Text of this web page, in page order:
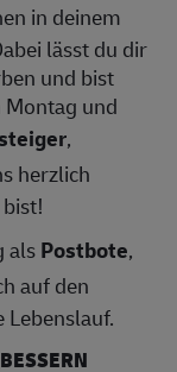
in deinem
lässt du dir
und bist
und
,
herzlich
alsPostbote,
auf den